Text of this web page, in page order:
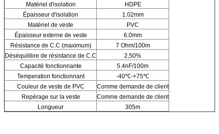
Matériel d'isolation
HDPE
Épaisseur d'isolation
1.02mm
Matériel de veste
PVC
Épaisseur externe de veste
6.0mm
Résistance de C.C (maximum)
7 Ohm/100m
Déséquilibre de résistance de C.C
2,50%
Capacité fonctionnante
5.4nF/100m
Temperation fonctionnant
-40℃-+75℃
Couleur de veste de PVC
Comme demande de client
Repérage sur la veste
Comme demande de client
Longueur
305m